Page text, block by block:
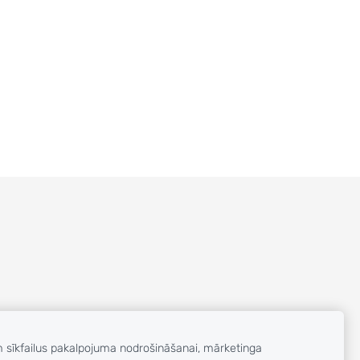
sīkfailus pakalpojuma nodrošināšanai, mārketinga